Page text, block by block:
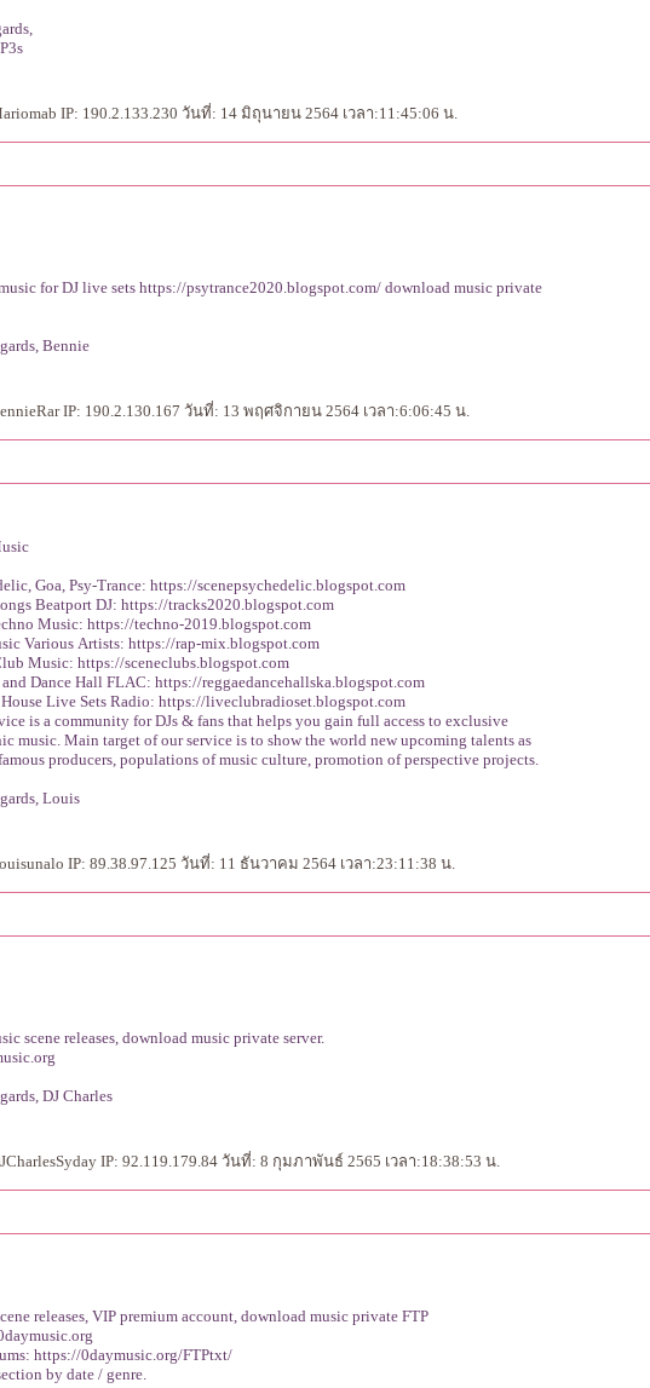
IP: 190.2.133.230 วันที่: 14 มิถุนายน 2564 เวลา:11:45:06 น.
for DJ live sets https://psytrance2020.blogspot.com/ download music private
Bennie
IP: 190.2.130.167 วันที่: 13 พฤศจิกายน 2564 เวลา:6:06:45 น.
Goa, Psy-Trance: https://scenepsychedelic.blogspot.com
Beatport DJ: https://tracks2020.blogspot.com
Music: https://techno-2019.blogspot.com
Various Artists: https://rap-mix.blogspot.com
Music: https://sceneclubs.blogspot.com
and Dance Hall FLAC: https://reggaedancehallska.blogspot.com
House Live Sets Radio: https://liveclubradioset.blogspot.com
is a community for DJs & fans that helps you gain full access to exclusive
music. Main target of our service is to show the world new upcoming talents as
producers, populations of music culture, promotion of perspective projects.
Louis
IP: 89.38.97.125 วันที่: 11 ธันวาคม 2564 เวลา:23:11:38 น.
scene releases, download music private server.
DJ Charles
IP: 92.119.179.84 วันที่: 8 กุมภาพันธ์ 2565 เวลา:18:38:53 น.
releases, VIP premium account, download music private FTP
https://0daymusic.org/FTPtxt/
by date / genre.